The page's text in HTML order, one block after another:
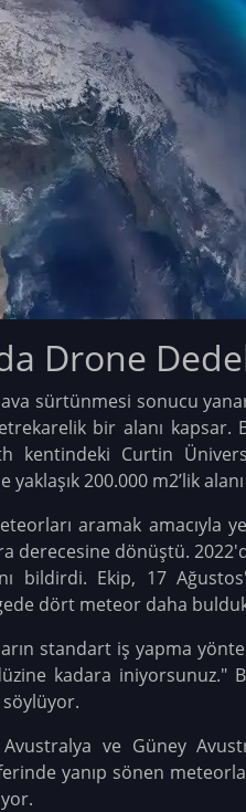
Drone
sürtünmesi sonucu
bir alanı kapsar.
kentindeki Curtin
200.000 m2’lik
aramak
derecesine dönüştü.
bildirdi. Ekip, 17
dört meteor daha
standart iş yapma
kadara
ve Güney
yanıp sönen